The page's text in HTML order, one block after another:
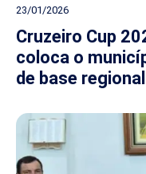
23/01/2026
Cruzeiro Cup
coloca o
de base regional